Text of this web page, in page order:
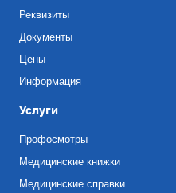
Реквизиты
Документы
Цены
Информация
Услуги
Профосмотры
Медицинские книжки
Медицинские справки